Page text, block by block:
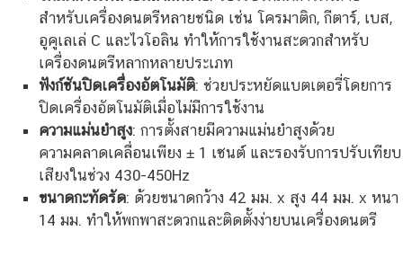
สำหรับเครื่องดนตรีหลายชนิด เช่น โครมาติก, กีตาร์, เบส,
อูคูเลเล่ C และไวโอลิน ทำให้การใช้งานสะดวกสำหรับ
เครื่องดนตรีหลากหลายประเภท
ฟังก์ชันปิดเครื่องอัตโนมัติ: ช่วยประหยัดแบตเตอรี่โดยการ
ปิดเครื่องอัตโนมัติเมื่อไม่มีการใช้งาน
ความแม่นยำสูง: การตั้งสายมีความแม่นยำสูงด้วย
ความคลาดเคลื่อนเพียง ± 1 เซนต์ และรองรับการปรับเทียบ
เสียงในช่วง 430-450Hz
ขนาดกะทัดรัด: ด้วยขนาดกว้าง 42 มม. x สูง 44 มม. x หนา
14 มม. ทำให้พกพาสะดวกและติดตั้งง่ายบนเครื่องดนตรี